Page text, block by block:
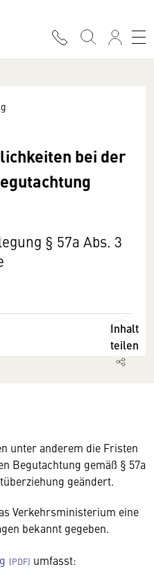
bei der
§ 57a Abs. 3
Inhalt
teilen
unter anderem die Fristen
Begutachtung gemäß § 57a
geändert.
Verkehrsministerium eine
bekannt gegeben.
umfasst: